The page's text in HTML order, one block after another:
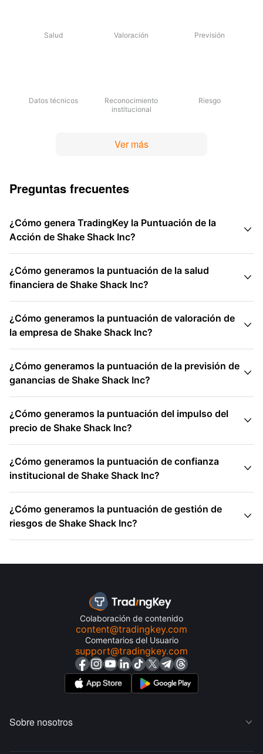
Salud Valoración Previsión
Datos técnicos
Reconocimiento
institucional
Riesgo
Ver más
Preguntas frecuentes
¿Cómo genera TradingKey la Puntuación de la
Acción de Shake Shack Inc?

¿Cómo generamos la puntuación de la salud
financiera de Shake Shack Inc?

¿Cómo generamos la puntuación de valoración de
la empresa de Shake Shack Inc?

¿Cómo generamos la puntuación de la previsión de
ganancias de Shake Shack Inc?

¿Cómo generamos la puntuación del impulso del
precio de Shake Shack Inc?

¿Cómo generamos la puntuación de confianza
institucional de Shake Shack Inc?

¿Cómo generamos la puntuación de gestión de
riesgos de Shake Shack Inc?

Colaboración de contenido
content@tradingkey.com
Comentarios del Usuario
support@tradingkey.com
Sobre nosotros 